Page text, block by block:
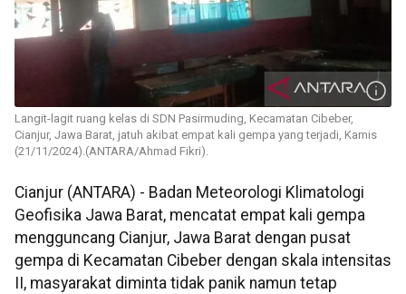
Langit-lagit ruang kelas di SDN Pasirmuding, Kecamatan Cibeber,
Cianjur, Jawa Barat, jatuh akibat empat kali gempa yang terjadi, Kamis
(21/11/2024).(ANTARA/Ahmad Fikri).
Cianjur (ANTARA) - Badan Meteorologi Klimatologi
Geofisika Jawa Barat, mencatat empat kali gempa
mengguncang Cianjur, Jawa Barat dengan pusat
gempa di Kecamatan Cibeber dengan skala intensitas
II, masyarakat diminta tidak panik namun tetap